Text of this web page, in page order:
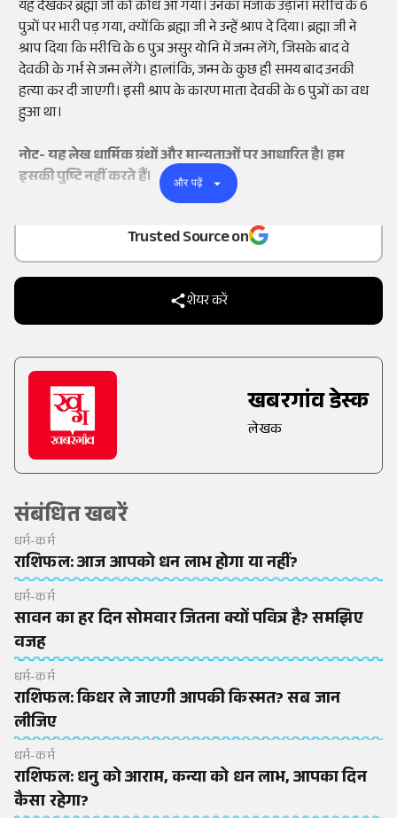
Add
as a
Trusted Source on
शेयर करें
खबरगांव डेस्क
लेखक
संबंधित खबरें
धर्म-कर्म
राशिफल: आज आपको धन लाभ होगा या नहीं?
धर्म-कर्म
सावन का हर दिन सोमवार जितना क्यों पवित्र है? समझिए
वजह
धर्म-कर्म
राशिफल: किधर ले जाएगी आपकी किस्मत? सब जान
लीजिए
धर्म-कर्म
राशिफल: धनु को आराम, कन्या को धन लाभ, आपका दिन
कैसा रहेगा?
यह देखकर ब्रह्मा जी को क्रोध आ गया। उनका मजाक उड़ाना मरीचि के 6
पुत्रों पर भारी पड़ गया, क्योंकि ब्रह्मा जी ने उन्हें श्राप दे दिया। ब्रह्मा जी ने
श्राप दिया कि मरीचि के 6 पुत्र असुर योनि में जन्म लेंगे, जिसके बाद वे
देवकी के गर्भ से जन्म लेंगे। हालांकि, जन्म के कुछ ही समय बाद उनकी
हत्या कर दी जाएगी। इसी श्राप के कारण माता देवकी के 6 पुत्रों का वध
हुआ था।
नोट- यह लेख धार्मिक ग्रंथों और मान्यताओं पर आधारित है। हम
इसकी पुष्टि नहीं करते हैं।
और पढ़ें